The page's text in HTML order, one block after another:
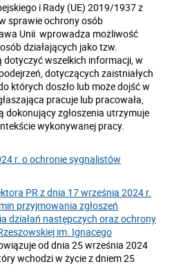
i Rady (UE) 2019/1937 z
sprawie ochrony osób
Unii wprowadza możliwość
działających jako tzw.
dotyczyć wszelkich informacji, w
dotyczących zaistniałych
których doszło lub może dojść w
pracuje lub pracowała,
dokonujący zgłoszenia utrzymuje
wykonywanej pracy.
r. o ochronie sygnalistów
PR z dnia 17 września 2024 r.
przyjmowania zgłoszeń
działań następczych oraz ochrony
im. Ignacego
od dnia 25 września 2024
wchodzi w życie z dniem 25